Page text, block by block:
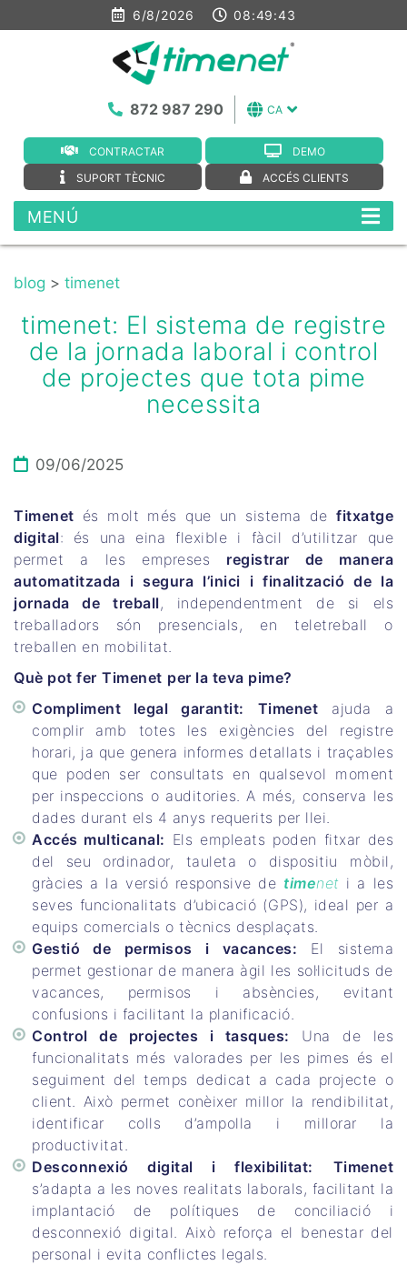
6/8/2026 08:49:44
CONTRACTAR
DEMO
SUPORT TÈCNIC
ACCÉS CLIENTS
CA
872 987 290
MENÚ
blog > timenet
timenet: El sistema de registre
de la jornada laboral i control
de projectes que tota pime
necessita
09/06/2025
Timenet és molt més que un sistema de fitxatge
digital: és una eina flexible i fàcil d’utilitzar que
permet a les empreses registrar de manera
automatitzada i segura l’inici i finalització de la
jornada de treball, independentment de si els
treballadors són presencials, en teletreball o
treballen en mobilitat.
Què pot fer Timenet per la teva pime?
Compliment legal garantit:
Timenet ajuda a
complir amb totes les exigències del registre
horari, ja que genera informes detallats i traçables
que poden ser consultats en qualsevol moment
per inspeccions o auditories. A més, conserva les
dades durant els 4 anys requerits per llei.
Accés multicanal: Els empleats poden fitxar des
del seu ordinador, tauleta o dispositiu mòbil,
gràcies a la versió responsive de timenet i a les
seves funcionalitats d’ubicació (GPS), ideal per a
equips comercials o tècnics desplaçats.
Gestió de permisos i vacances: El sistema
permet gestionar de manera àgil les sol·licituds de
vacances, permisos i absències, evitant
confusions i facilitant la planificació.
Control de projectes i tasques: Una de les
funcionalitats més valorades per les pimes és el
seguiment del temps dedicat a cada projecte o
client. Això permet conèixer millor la rendibilitat,
identificar colls d’ampolla i millorar la
productivitat.
Desconnexió digital i flexibilitat:
Timenet
s’adapta a les noves realitats laborals, facilitant la
implantació de polítiques de conciliació i
desconnexió digital. Això reforça el benestar del
personal i evita conflictes legals.